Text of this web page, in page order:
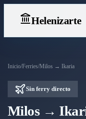
Helenizarte
Inicio/Ferries/Milos → Ikaria
Sin ferry directo
Milos →